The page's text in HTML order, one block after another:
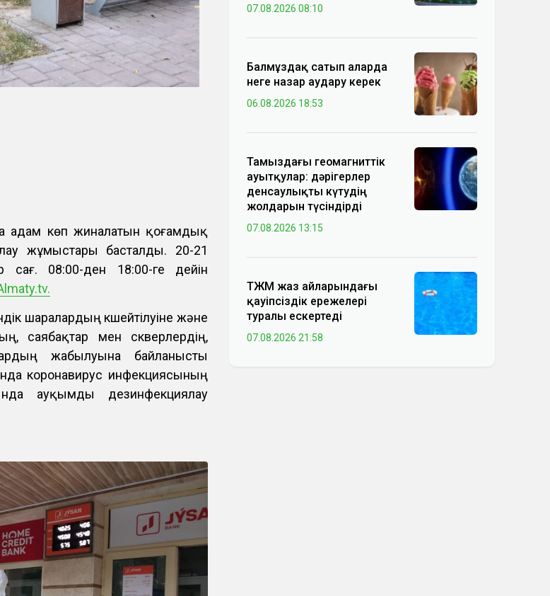
адам көп жиналатын қоғамдық
жұмыстары басталды. 20-21
сағ. 08:00-ден 18:00-ге дейін
шаралардың күшейтілуіне және
саябақтар мен скверлердің,
жабылуына байланысты
коронавирус инфекциясының
ауқымды дезинфекциялау
07.08.2026 08:10
Балмұздақ сатып аларда
неге назар аудару керек
06.08.2026 18:53
Тамыздағы геомагниттік
ауытқулар: дәрігерлер
денсаулықты күтудің
жолдарын түсіндірді
07.08.2026 13:15
ТЖМ жаз айларындағы
қауіпсіздік ережелері
туралы ескертеді
07.08.2026 21:58